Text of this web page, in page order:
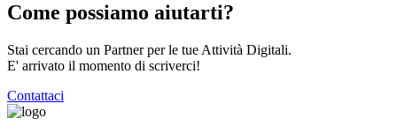
Come possiamo aiutarti?
Stai cercando un Partner per le tue Attività Digitali.
E' arrivato il momento di scriverci!
Contattaci